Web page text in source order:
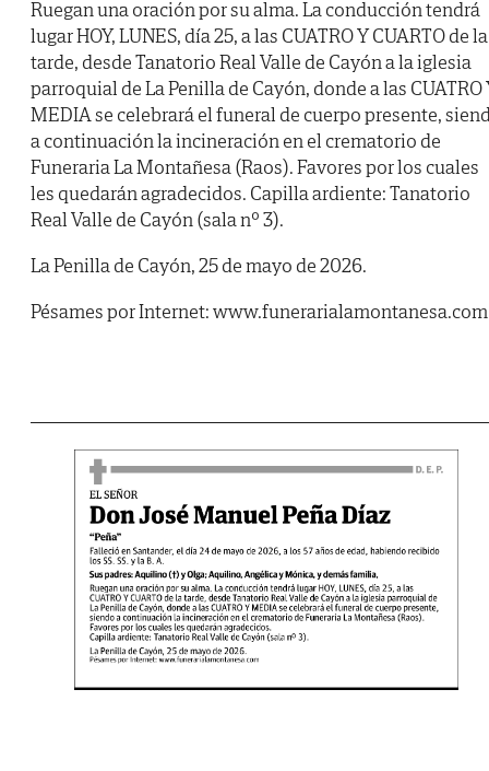
Ruegan una oración por su alma. La conducción tendrá
lugar HOY, LUNES, día 25, a las CUATRO Y CUARTO de la
tarde, desde Tanatorio Real Valle de Cayón a la iglesia
parroquial de La Penilla de Cayón, donde a las CUATRO
MEDIA se celebrará el funeral de cuerpo presente,
a continuación la incineración en el crematorio de
Funeraria La Montañesa (Raos). Favores por los cuales
les quedarán agradecidos. Capilla ardiente: Tanatorio
Real Valle de Cayón (sala nº 3).
La Penilla de Cayón, 25 de mayo de 2026.
Pésames por Internet: www.funerarialamontanesa.com